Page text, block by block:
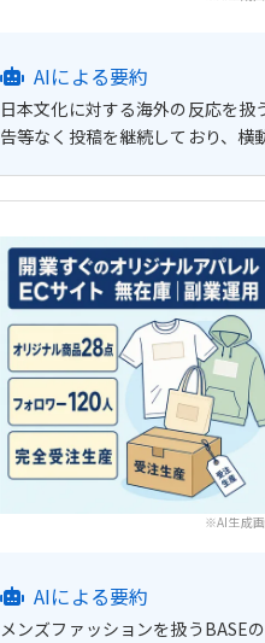
AIによる要約
日本文化に対する海外の反応を
告等なく投稿を継続しており、横
※AI生成
AIによる要約
メンズファッションを扱うBASE